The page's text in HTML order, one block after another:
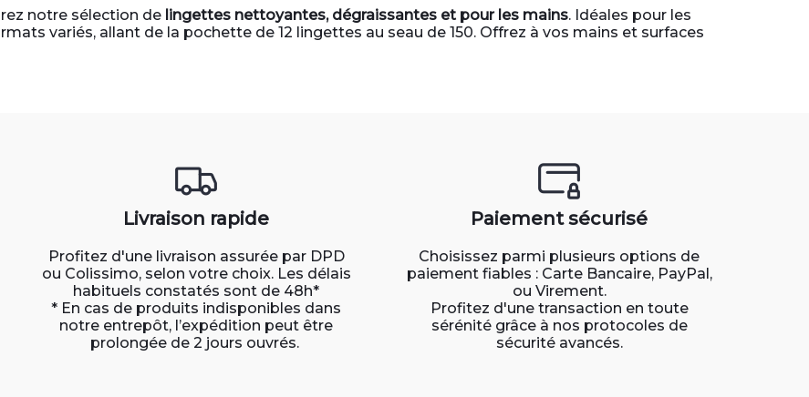
notre sélection de lingettes nettoyantes, dégraissantes et pour les mains. Idéales pour les
variés, allant de la pochette de 12 lingettes au seau de 150. Offrez à vos mains et surfaces
Livraison rapide
Profitez d'une livraison assurée par DPD
ou Colissimo, selon votre choix. Les délais
habituels constatés sont de 48h*
* En cas de produits indisponibles dans
notre entrepôt, l’expédition peut être
prolongée de 2 jours ouvrés.
Paiement sécurisé
Choisissez parmi plusieurs options de
paiement fiables : Carte Bancaire, PayPal,
ou Virement.
Profitez d'une transaction en toute
sérénité grâce à nos protocoles de
sécurité avancés.